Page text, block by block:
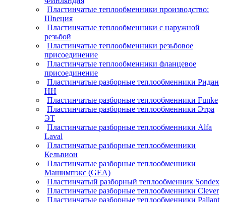
Пластинчатые теплообменники производство:
Швеция
Пластинчатые теплообменники с наружной
резьбой
Пластинчатые теплообменники резьбовое
присоединение
Пластинчатые теплообменники фланцевое
присоединение
Пластинчатые разборные теплообменники Ридан
НН
Пластинчатые разборные теплообменники Funke
Пластинчатые разборные теплообменники Этра
ЭТ
Пластинчатые разборные теплообменники Alfa
Laval
Пластинчатые разборные теплообменники
Кельвион
Пластинчатые разборные теплообменники
Машимпэкс (GEA)
Пластинчатый разборный теплообменник Sondex
Пластинчатые разборные теплообменники Clever
Пластинчатые разборные теплообменники Pallant